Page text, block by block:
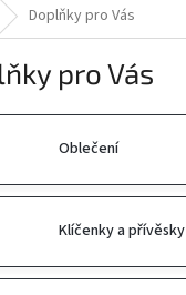
Doplňky pro Vás
pro Vás
Oblečení
Klíčenky a přívěsky